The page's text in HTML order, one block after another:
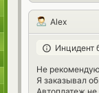
Alex
Инцидент
Не
Я заказывал